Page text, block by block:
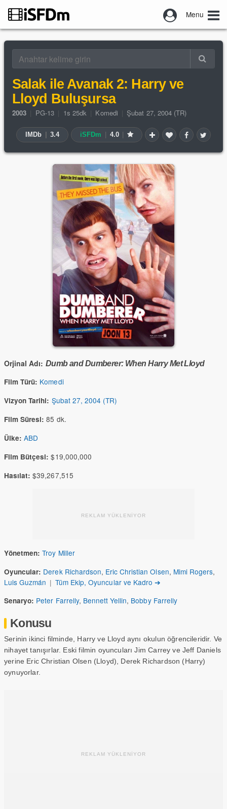
Menu
Salak ile Avanak 2: Harry ve
Lloyd Buluşursa
2003 PG-13 1s 25dk Komedi Şubat 27, 2004 (TR)
IMDb 3.4 iSFDm 4.0
Orjinal Adı: Dumb and Dumberer: When Harry Met Lloyd
Film Türü: Komedi
Vizyon Tarihi: Şubat 27, 2004 (TR)
Film Süresi: 85 dk.
Ülke: ABD
Film Bütçesi: $19,000,000
Hasılat: $39,267,515
REKLAM YÜKLENİYOR
Yönetmen: Troy Miller
Oyuncular: Derek Richardson, Eric Christian Olsen, Mimi Rogers,
Luis Guzmán | Tüm Ekip, Oyuncular ve Kadro ➔
Senaryo: Peter Farrelly, Bennett Yellin, Bobby Farrelly
Konusu
Serinin ikinci filminde, Harry ve Lloyd aynı okulun öğrencileridir. Ve
nihayet tanışırlar. Eski filmin oyuncuları Jim Carrey ve Jeff Daniels
yerine Eric Christian Olsen (Lloyd), Derek Richardson (Harry)
oynuyorlar.
REKLAM YÜKLENİYOR